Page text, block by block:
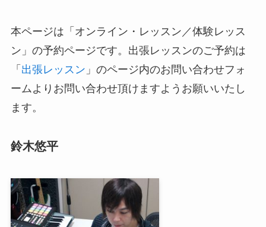
本ページは「オンライン・レッスン／体験レッス
ン」の予約ページです。出張レッスンのご予約は
「 出張レッスン 」のページ内のお問い合わせフォ
ームよりお問い合わせ頂けますようお願いいたし
ます。
鈴木悠平